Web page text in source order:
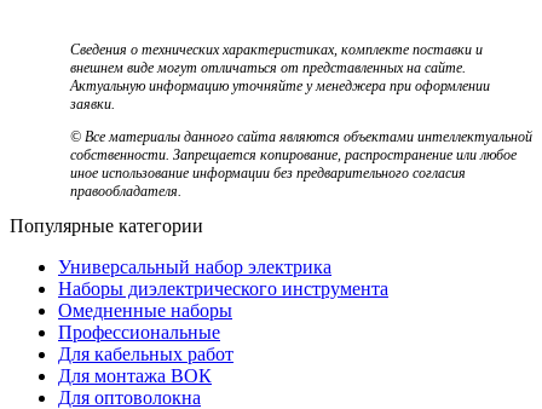
Сведения о технических характеристиках, комплекте поставки и
внешнем виде могут отличаться от представленных на сайте.
Актуальную информацию уточняйте у менеджера при оформлении
заявки.
© Все материалы данного сайта являются объектами интеллектуальной
собственности. Запрещается копирование, распространение или любое
иное использование информации без предварительного согласия
правообладателя.
Популярные категории
Универсальный набор электрика
Наборы диэлектрического инструмента
Омедненные наборы
Профессиональные
Для кабельных работ
Для монтажа ВОК
Для оптоволокна